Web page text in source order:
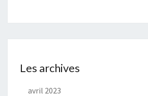
Les archives
avril 2023